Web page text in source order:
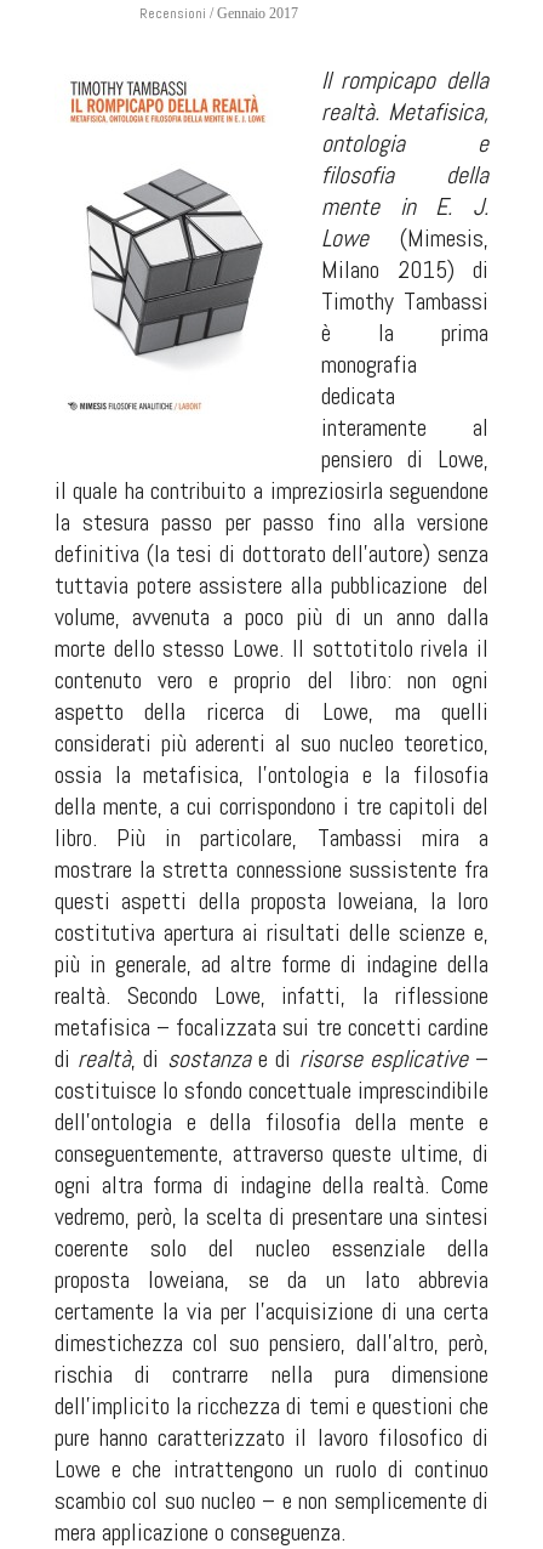
Recensioni / Gennaio 2017
Il rompicapo della
realtà. Metafisica,
ontologia e
filosofia della
mente in E. J.
Lowe(Mimesis,
Milano 2015) di
Timothy Tambassi
è la prima
monografia
dedicata
interamente al
pensiero di Lowe,
il quale ha contribuito a impreziosirla seguendone
la stesura passo per passo fino alla versione
definitiva (la tesi di dottorato dell’autore) senza
tuttavia potere assistere alla pubblicazione del
volume, avvenuta a poco più di un anno dalla
morte dello stesso Lowe. Il sottotitolo rivela il
contenuto vero e proprio del libro: non ogni
aspetto della ricerca di Lowe, ma quelli
considerati più aderenti al suo nucleo teoretico,
ossia la metafisica, l’ontologia e la filosofia
della mente, a cui corrispondono i tre capitoli del
libro. Più in particolare, Tambassi mira a
mostrare la stretta connessione sussistente fra
questi aspetti della proposta loweiana, la loro
costitutiva apertura ai risultati delle scienze e,
più in generale, ad altre forme di indagine della
realtà. Secondo Lowe, infatti, la riflessione
metafisica – focalizzata sui tre concetti cardine
di realtà, di sostanzae di risorse esplicative–
costituisce lo sfondo concettuale imprescindibile
dell’ontologia e della filosofia della mente e
conseguentemente, attraverso queste ultime, di
ogni altra forma di indagine della realtà. Come
vedremo, però, la scelta di presentare una sintesi
coerente solo del nucleo essenziale della
proposta loweiana, se da un lato abbrevia
certamente la via per l’acquisizione di una certa
dimestichezza col suo pensiero, dall’altro, però,
rischia di contrarre nella pura dimensione
dell’implicito la ricchezza di temi e questioni che
pure hanno caratterizzato il lavoro filosofico di
Lowe e che intrattengono un ruolo di continuo
scambio col suo nucleo – e non semplicemente di
mera applicazione o conseguenza.